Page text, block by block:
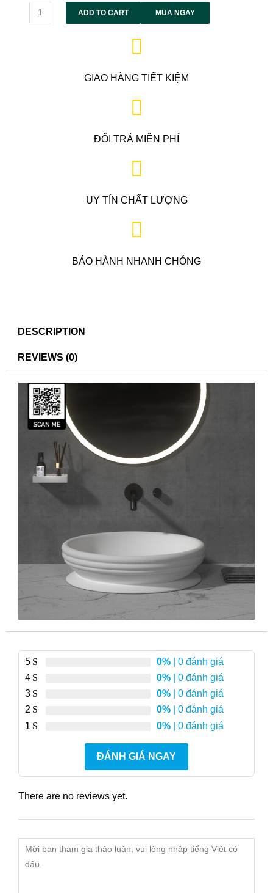
ADD TO CART MUA NGAY
Alternative:
GIAO HÀNG TIẾT KIỆM
ĐỔI TRẢ MIỄN PHÍ
UY TÍN CHẤT LƯỢNG
BẢO HÀNH NHANH CHÓNG
DESCRIPTION
REVIEWS (0)
5 0% | 0 đánh giá
4
0% | 0 đánh giá
3
0% | 0 đánh giá
2
0% | 0 đánh giá
1
0% | 0 đánh giá
ĐÁNH GIÁ NGAY
There are no reviews yet.